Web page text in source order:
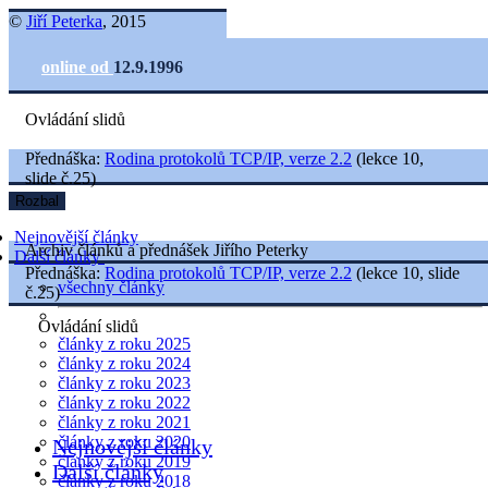
© Jiří Peterka, 2015
online od 12.9.1996
Ovládání slidů
Nejnovější články
Další články
všechny články
články z roku 2025
články z roku 2024
články z roku 2023
články z roku 2022
články z roku 2021
články z roku 2020
články z roku 2019
články z roku 2018
Přednáška: Rodina protokolů TCP/IP, verze 2.2 (lekce 10,
slide č.25)
Rozbal
Archiv článků a přednášek Jiřího Peterky
Přednáška: Rodina protokolů TCP/IP, verze 2.2 (lekce 10, slide
č.25)
Ovládání slidů
Nejnovější články
Další články